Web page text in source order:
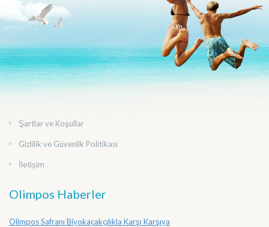
Şartlar ve Koşullar
Gizlilik ve Güvenlik Politikası
İletişim
Olimpos Haberler
Olimpos Safranı Biyokaçakçılıkla Karşı Karşıya